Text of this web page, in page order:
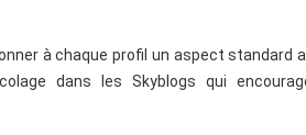
à chaque profil un aspect standard
dans les Skyblogs qui